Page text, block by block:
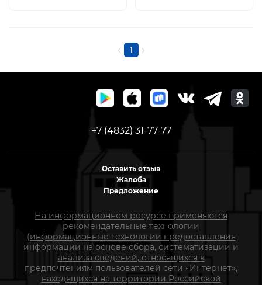
1
+7 (4832) 31-77-77
Оставить отзыв
Жалоба
Предложение
На информационном ресурсе применяются
рекомендательные технологии
(информационные технологии предоставления
информации на основе сбора, систематизации и
анализа сведений, относящихся к
предпочтениям пользователей сети «Интернет»,
находящихся на территории Российской